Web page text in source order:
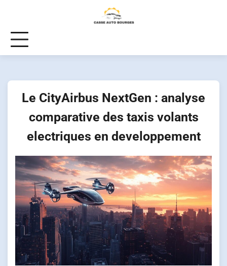
content
Le CityAirbus NextGen : analyse
comparative des taxis volants
electriques en developpement